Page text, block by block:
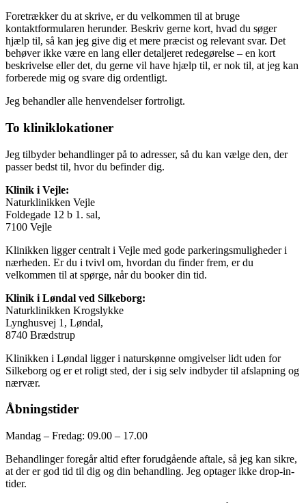
Foretrækker du at skrive, er du velkommen til at bruge
kontaktformularen herunder. Beskriv gerne kort, hvad du søger
hjælp til, så kan jeg give dig et mere præcist og relevant svar. Det
behøver ikke være en lang eller detaljeret redegørelse – en kort
beskrivelse eller det, du gerne vil have hjælp til, er nok til, at jeg kan
forberede mig og svare dig ordentligt.
Jeg behandler alle henvendelser fortroligt.
To kliniklokationer
Jeg tilbyder behandlinger på to adresser, så du kan vælge den, der
passer bedst til, hvor du befinder dig.
Klinik i Vejle:
Naturklinikken Vejle
Foldegade 12 b 1. sal,
7100 Vejle
Klinikken ligger centralt i Vejle med gode parkeringsmuligheder i
nærheden. Er du i tvivl om, hvordan du finder frem, er du
velkommen til at spørge, når du booker din tid.
Klinik i Løndal ved Silkeborg:
Naturklinikken Krogslykke
Lynghusvej 1, Løndal,
8740 Brædstrup
Klinikken i Løndal ligger i naturskønne omgivelser lidt uden for
Silkeborg og er et roligt sted, der i sig selv indbyder til afslapning og
nærvær.
Åbningstider
Mandag – Fredag: 09.00 – 17.00
Behandlinger foregår altid efter forudgående aftale, så jeg kan sikre,
at der er god tid til dig og din behandling. Jeg optager ikke drop-in-
tider.